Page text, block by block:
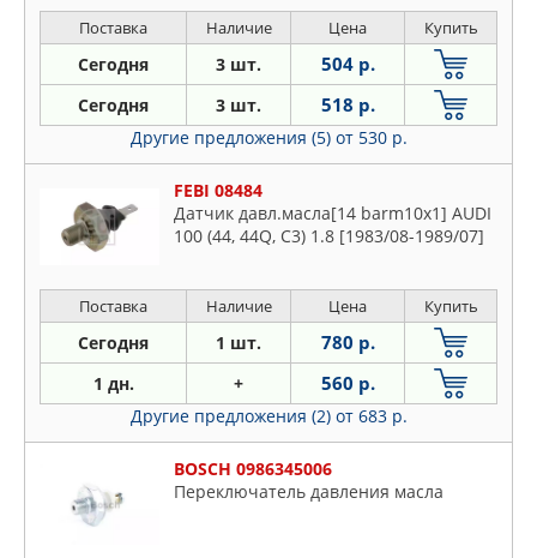
88-92 1.3 88-93, CHARADE I
Поставка Наличие Цена Купить
Сегодня 3 шт. 504 р.
Сегодня 3 шт. 518 р.
Другие предложения (5) от 530 р.
FEBI 08484
Датчик давл.масла[14 barm10x1] AUDI
100 (44, 44Q, C3) 1.8 [1983/08-1989/07]
Поставка Наличие Цена Купить
Сегодня 1 шт. 780 р.
1 дн. + 560 р.
Другие предложения (2) от 683 р.
BOSCH 0986345006
Переключатель давления масла